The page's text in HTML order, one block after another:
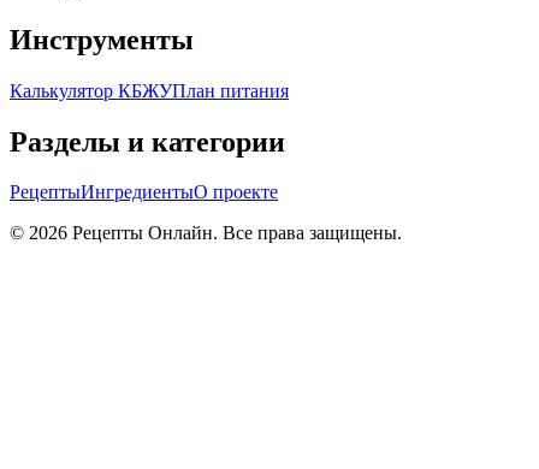
Инструменты
Калькулятор КБЖУПлан питания
Разделы и категории
РецептыИнгредиентыО проекте
© 2026 Рецепты Онлайн. Все права защищены.